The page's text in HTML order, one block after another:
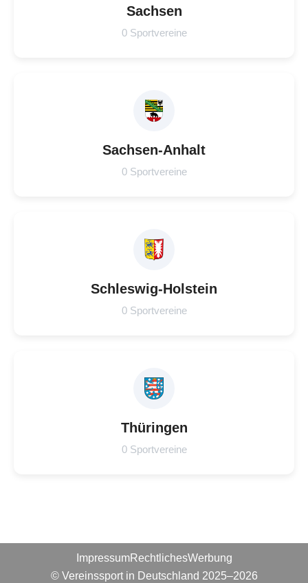
Sachsen
0 Sportvereine
Sachsen-Anhalt
0 Sportvereine
Schleswig-Holstein
0 Sportvereine
Thüringen
0 Sportvereine
ImpressumRechtlichesWerbung
© Vereinssport in Deutschland 2025–2026